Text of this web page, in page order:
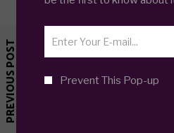
Prevent This Pop-up
PREVIOUS POST